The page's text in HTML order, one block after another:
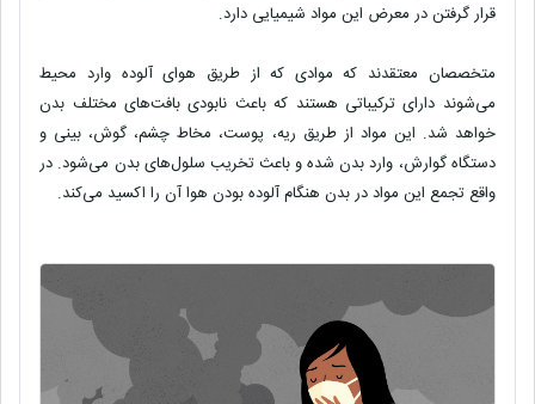
قرار گرفتن در معرض این مواد شیمیایی دارد.
متخصصان معتقدند که موادی که از طریق هوای آلوده وارد محیط
می‌شوند دارای ترکیباتی هستند که باعث نابودی بافت‌های مختلف بدن
خواهد شد. این مواد از طریق ریه، پوست، مخاط چشم، گوش، بینی و
دستگاه گوارش، وارد بدن شده و باعث تخریب سلول‌های بدن می‌شود. در
واقع تجمع این مواد در بدن هنگام آلوده بودن هوا آن را اکسید می‌کند.